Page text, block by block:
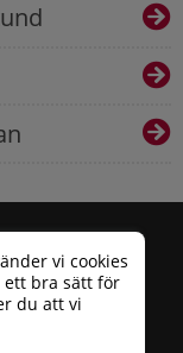
vi cookies
ett bra sätt för
du att vi